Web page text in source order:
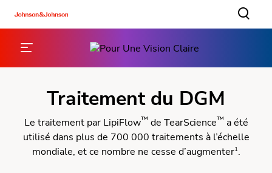
Traitement du DGM
Le traitement par LipiFlow™ de TearScience™ a été
utilisé dans plus de 700 000 traitements à l’échelle
mondiale, et ce nombre ne cesse d’augmenter1.